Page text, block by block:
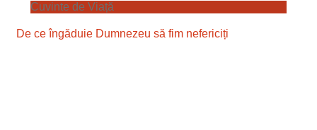
Cuvinte de Viață
De ce îngăduie Dumnezeu să fim nefericiți